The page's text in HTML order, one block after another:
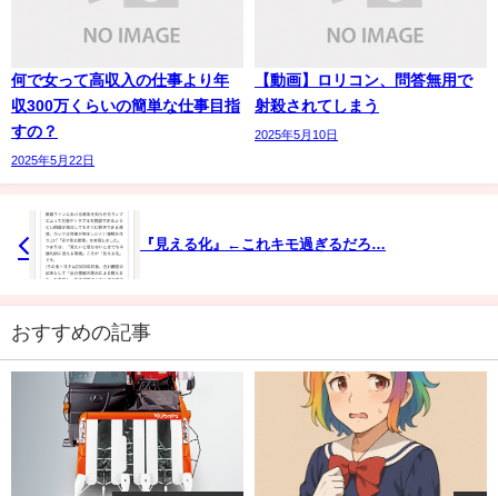
何で女って高収入の仕事より年
収300万くらいの簡単な仕事目指
すの？
2025年5月22日
【動画】ロリコン、問答無用で
射殺されてしまう
2025年5月10日
『見える化』←これキモ過ぎるだろ…
おすすめの記事